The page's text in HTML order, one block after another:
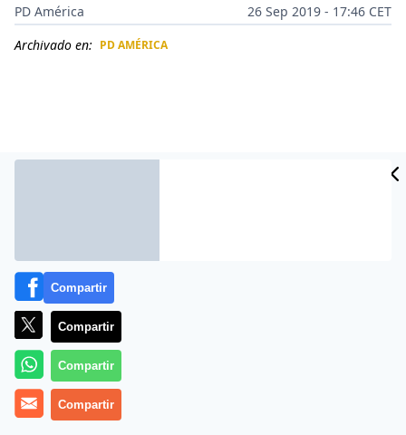
PD América
26 Sep 2019 - 17:46 CET
Archivado en: PD AMÉRICA
Más información
Compartir
Compartir
Compartir
Compartir